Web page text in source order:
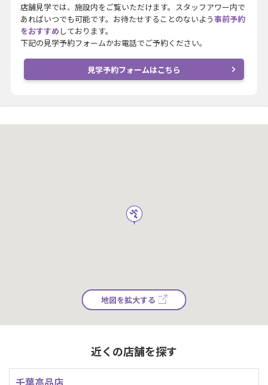
店舗見学では、施設内をご覧いただけます。スタッフアワー内で
あればいつでも可能です。お待たせすることのないよう事前予約
をおすすめ しております。
下記の見学予約フォームかお電話でご予約ください。
見学予約フォームはこちら
地図を拡大する
近くの店舗を探す
千葉高品店